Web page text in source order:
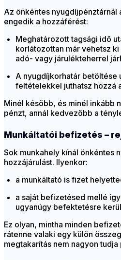
Az önkéntes nyugdíjpénztárnál
engedik a hozzáférést:
Meghatározott tagsági idő
korlátozottan már vehetsz
adó- vagy járulékteherrel
A nyugdíjkorhatár betöltése
feltételekkel juthatsz hozzá
Minél később, és minél inkább
pénzt, annál kedvezőbb a
Munkáltatói befizetés –
Sok munkahely kínál önkéntes
hozzájárulást. Ilyenkor:
a munkáltató is fizet
a saját befizetésed mellé így
ugyanúgy befektetésre
Ez olyan, mintha minden
rátenne valaki egy külön
megtakarítás nem nagyon tudja